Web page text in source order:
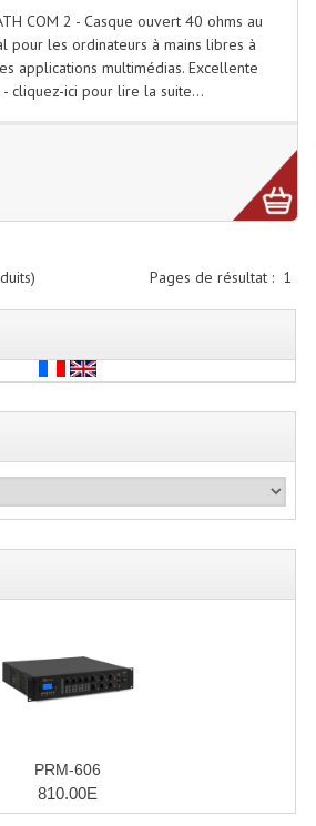
Scène Et Studio
Microphones Filaires
Échantillonneurs
Et Contrôleurs & Consoles
DJ USB / MP3
Consoles Amplifiées
COM 2 - Casque ouvert 40 ohms au
pour les ordinateurs à mains libres à
applications multimédias. Excellente
cliquez-ici pour lire la suite...
Pages de résultat : 1
PRM-606
810.00E